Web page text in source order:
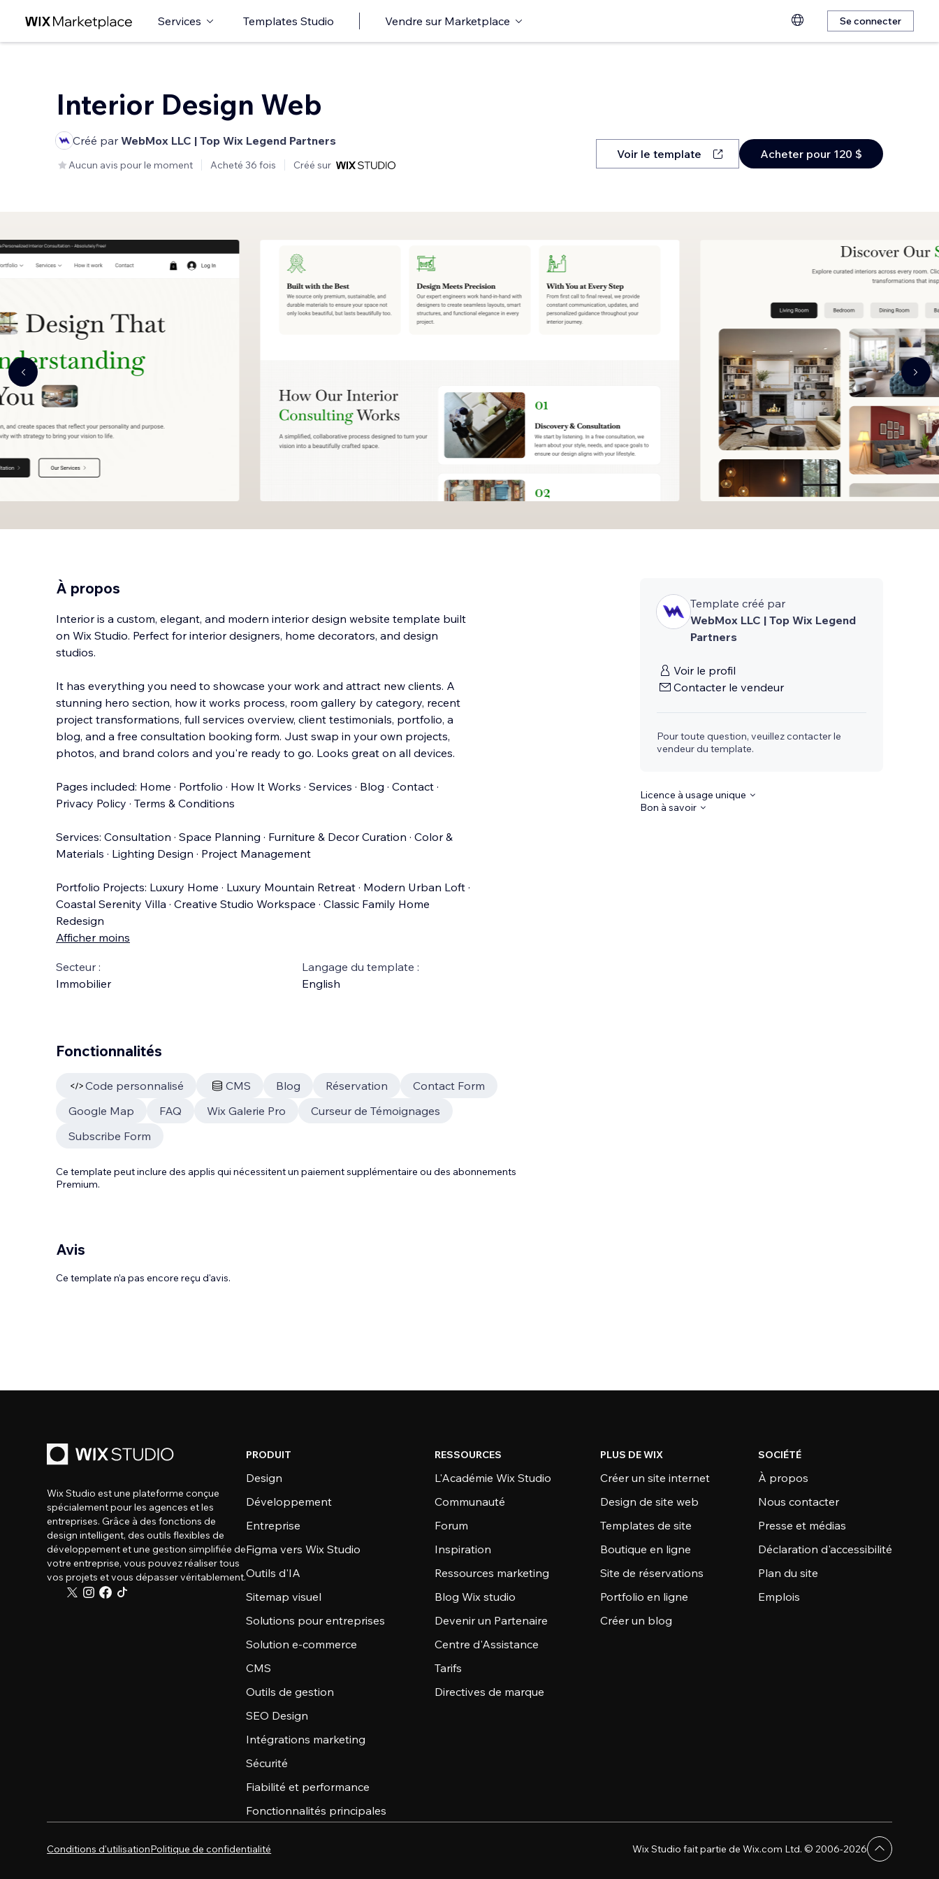
Services Templates Studio Vendre sur Marketplace Se connecter
Interior Design Web
Créé par WebMox LLC | Top Wix Legend Partners
Aucun avis pour le moment Acheté 36 fois Créé sur
Voir le template Acheter pour 120 $
À propos
Interior is a custom, elegant, and modern interior design website template built
on Wix Studio. Perfect for interior designers, home decorators, and design
studios.
It has everything you need to showcase your work and attract new clients. A
stunning hero section, how it works process, room gallery by category, recent
project transformations, full services overview, client testimonials, portfolio, a
blog, and a free consultation booking form. Just swap in your own projects,
photos, and brand colors and you're ready to go. Looks great on all devices.
Pages included: Home · Portfolio · How It Works · Services · Blog · Contact ·
Privacy Policy · Terms & Conditions
Services: Consultation · Space Planning · Furniture & Decor Curation · Color &
Materials · Lighting Design · Project Management
Portfolio Projects: Luxury Home · Luxury Mountain Retreat · Modern Urban Loft ·
Coastal Serenity Villa · Creative Studio Workspace · Classic Family Home
Redesign
Afficher moins
Secteur :
Immobilier
Langage du template :
English
Template créé par
WebMox LLC | Top Wix Legend
Partners
Voir le profil
Contacter le vendeur
Pour toute question, veuillez contacter le
vendeur du template.
Licence à usage unique
Bon à savoir
Fonctionnalités
Code personnalisé CMS Blog Réservation
Contact Form
Google Map
FAQ Wix Galerie Pro
Curseur de Témoignages
Subscribe Form
Ce template peut inclure des applis qui nécessitent un paiement supplémentaire ou des abonnements
Premium.
Avis
Ce template n’a pas encore reçu d'avis.
Wix Studio est une plateforme conçue
spécialement pour les agences et les
entreprises. Grâce à des fonctions de
design intelligent, des outils flexibles de
développement et une gestion simplifiée de
votre entreprise, vous pouvez réaliser tous
vos projets et vous dépasser véritablement.
PRODUIT
Design
Développement
Entreprise
Figma vers Wix Studio
Outils d'IA
Sitemap visuel
Solutions pour entreprises
Solution e-commerce
CMS
Outils de gestion
SEO Design
Intégrations marketing
Sécurité
Fiabilité et performance
Fonctionnalités principales
RESSOURCES
L'Académie Wix Studio
Communauté
Forum
Inspiration
Ressources marketing
Blog Wix studio
Devenir un Partenaire
Centre d'Assistance
Tarifs
Directives de marque
PLUS DE WIX
Créer un site internet
Design de site web
Templates de site
Boutique en ligne
Site de réservations
Portfolio en ligne
Créer un blog
SOCIÉTÉ
À propos
Nous contacter
Presse et médias
Déclaration d'accessibilité
Plan du site
Emplois
Conditions d'utilisationPolitique de confidentialité Wix Studio fait partie de Wix.com Ltd. © 2006-2026